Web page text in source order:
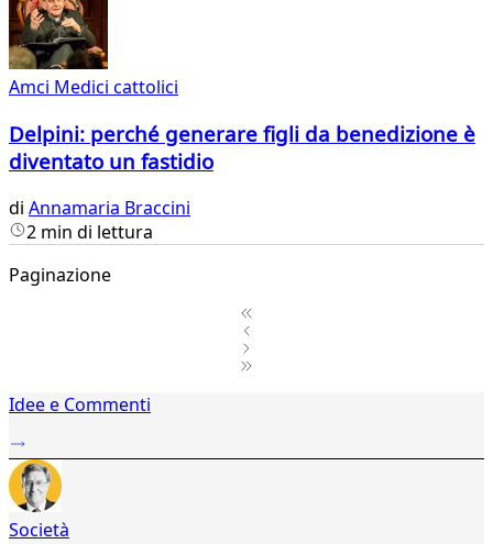
Amci Medici cattolici
Delpini: perché generare figli da benedizione è
diventato un fastidio
di Annamaria Braccini
2 min di lettura
Paginazione
2Idee e Commenti
Società